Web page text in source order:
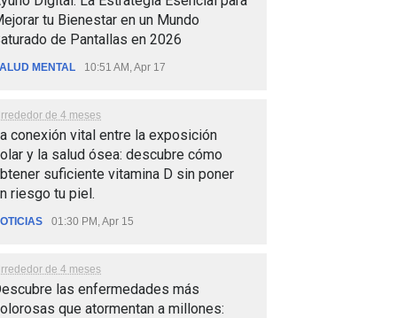
tu Bienestar en un Mundo
de Pantallas en 2026
MENTAL 10:51 AM, Apr 17
de 4 meses
conexión vital entre la exposición
y la salud ósea: descubre cómo
suficiente vitamina D sin poner
riesgo tu piel.
01:30 PM, Apr 15
de 4 meses
las enfermedades más
que atormentan a millones: